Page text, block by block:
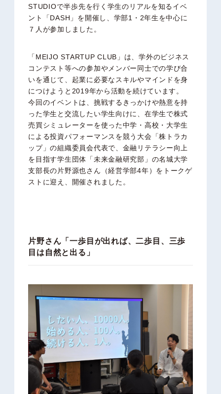
STUDIOで半歩先を行く学生のリアルを知るイベ
ント「DASH」を開催し、学部1・2年生を中心に
７人が参加しました。
「MEIJO STARTUP CLUB」は、学外のビジネス
コンテスト等への参加やメンバー同士での学び合
いを通じて、起業に必要なスキルやマインドを身
につけようと2019年から活動を続けています。
今回のイベントは、挑戦するきっかけや熱意を持
った学生と交流したい学生向けに、在学生で株式
売買シミュレーターを使った中学・高校・大学生
による投資パフォーマンスを競う大会「株トラカ
ップ」の組織委員会代表で、金融リテラシー向上
を目指す学生団体「未来金融研究部」の名城大学
支部長の片野源也さん（経営学部4年）をトークゲ
ストに迎え、開催されました。
片野さん「一歩目が出れば、二歩目、三歩
目は自然と出る」